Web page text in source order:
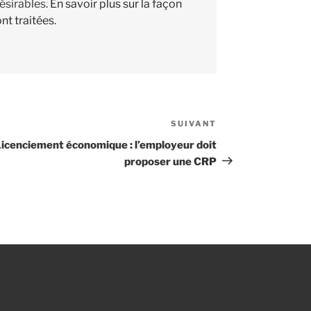
En savoir plus sur la façon
traitées.
SUIVANT
économique : l’employeur doit
proposer une CRP